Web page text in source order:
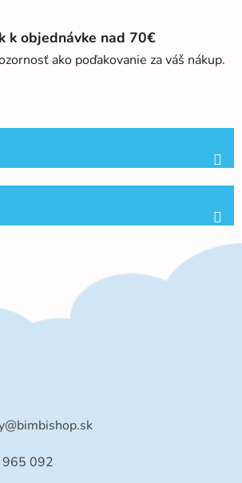
k objednávke nad 70€
ako poďakovanie za váš nákup.
@bimbishop.sk
092